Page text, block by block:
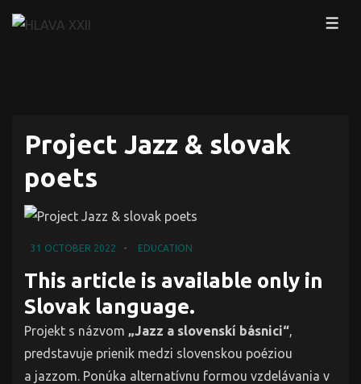
Project Jazz & slovak
poets
31 OCTOBER 2022 EDUCATION
This article is available only in
Slovak language.
Projekt s názvom „Jazz a slovenskí básnici“,
predstavuje prienik medzi slovenskou poéziou
a jazzom. Ponúka alternatívnu formou vzdelávania v